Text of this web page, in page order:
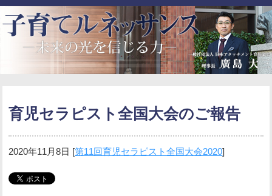
育児セラピスト全国大会のご報告
2020年11月8日 [第11回育児セラピスト全国大会2020]